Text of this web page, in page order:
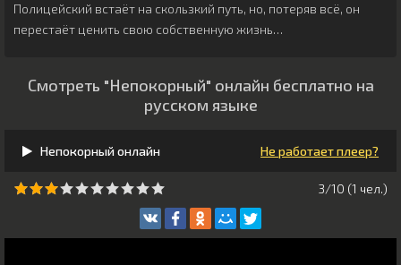
Полицейский встаёт на скользкий путь, но, потеряв всё, он
перестаёт ценить свою собственную жизнь…
Смотреть "Непокорный" онлайн бесплатно на
русском языке
Непокорный онлайн Не работает плеер?
3/10 (1 чeл.)